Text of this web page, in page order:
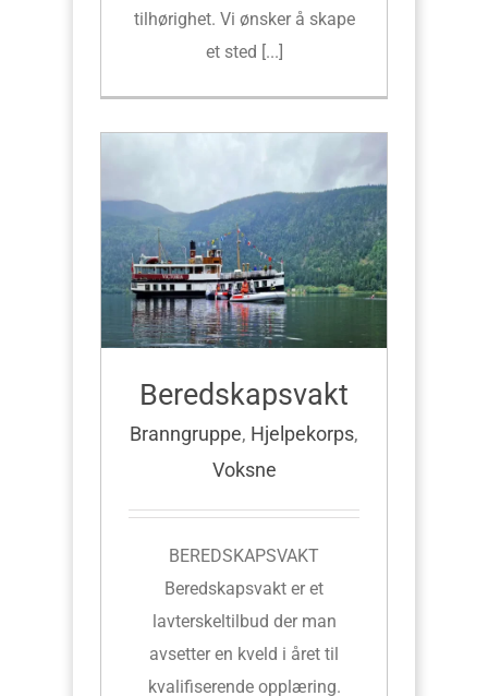
tilhørighet. Vi ønsker å skape
et sted [...]
Beredskapsvakt
Branngruppe, Hjelpekorps,
Voksne
BEREDSKAPSVAKT
Beredskapsvakt er et
lavterskeltilbud der man
avsetter en kveld i året til
kvalifiserende opplæring.